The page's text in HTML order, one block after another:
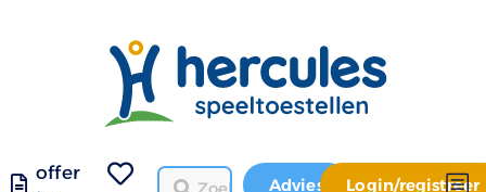
offer
Advies Login/registreer